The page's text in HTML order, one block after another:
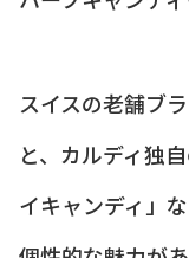
スイスの老舗ブ
と、カルディ独
イキャンディ」